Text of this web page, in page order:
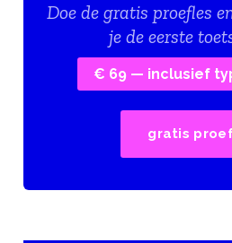
Doe de gratis proefles
je de eerste
€ 69 — inclusief
gratis